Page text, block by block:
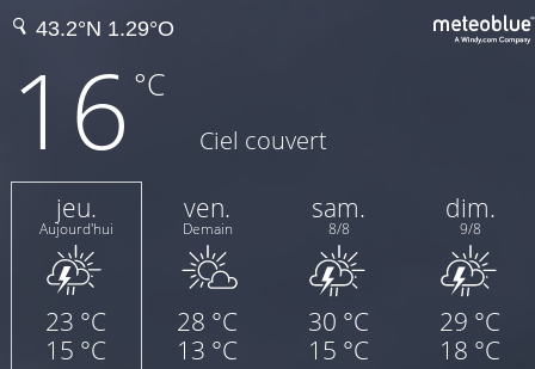
16 °C
Ciel couvert
jeu.
Aujourd'hui
23 °C
15 °C
ven.
Demain
28 °C
13 °C
sam.
8/8
30 °C
15 °C
dim.
9/8
29 °C
18 °C